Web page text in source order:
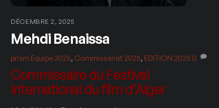
DÉCEMBRE 2, 2025
Mehdi Benaissa
prism Equipe 2025, Commissariat 2025, EDITION 2025 0
Commissaire du Festival
international du film d’Alger